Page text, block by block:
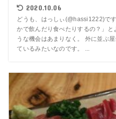
2020.10.06
どうも、はっしぃ(@hassi1222)で
かで飲んだり食べたりするの？」と
うな機会はあまりなく。 外に並ぶ
ているみたいなのです。 ...